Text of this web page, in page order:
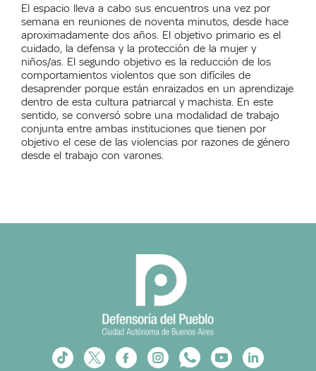
El espacio lleva a cabo sus encuentros una vez por
semana en reuniones de noventa minutos, desde hace
aproximadamente dos años. El objetivo primario es el
cuidado, la defensa y la protección de la mujer y
niños/as. El segundo objetivo es la reducción de los
comportamientos violentos que son difíciles de
desaprender porque están enraizados en un aprendizaje
dentro de esta cultura patriarcal y machista. En este
sentido, se conversó sobre una modalidad de trabajo
conjunta entre ambas instituciones que tienen por
objetivo el cese de las violencias por razones de género
desde el trabajo con varones.